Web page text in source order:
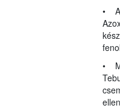
•
•